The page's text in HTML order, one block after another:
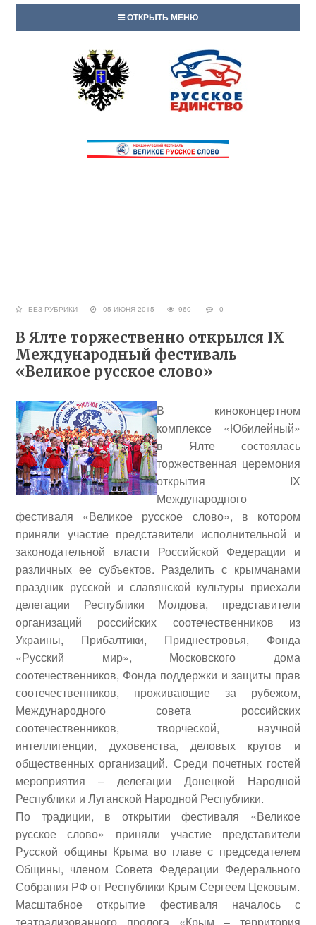
ОТКРЫТЬ МЕНЮ
БЕЗ РУБРИКИ 05 ИЮНЯ 2015 960 0
В Ялте торжественно открылся IX
Международный фестиваль
«Великое русское слово»
В киноконцертном
комплексе «Юбилейный»
в Ялте состоялась
торжественная церемония
открытия IX
Международного
фестиваля «Великое русское слово», в котором
приняли участие представители исполнительной и
законодательной власти Российской Федерации и
различных ее субъектов. Разделить с крымчанами
праздник русской и славянской культуры приехали
делегации Республики Молдова, представители
организаций российских соотечественников из
Украины, Прибалтики, Приднестровья, Фонда
«Русский мир», Московского дома
соотечественников, Фонда поддержки и защиты прав
соотечественников, проживающие за рубежом,
Международного совета российских
соотечественников, творческой, научной
интеллигенции, духовенства, деловых кругов и
общественных организаций. Среди почетных гостей
мероприятия – делегации Донецкой Народной
Республики и Луганской Народной Республики.
По традиции, в открытии фестиваля «Великое
русское слово» приняли участие представители
Русской общины Крыма во главе с председателем
Общины, членом Совета Федерации Федерального
Собрания РФ от Республики КрымСергеем Цековым.
Масштабное открытие фестиваля началось с